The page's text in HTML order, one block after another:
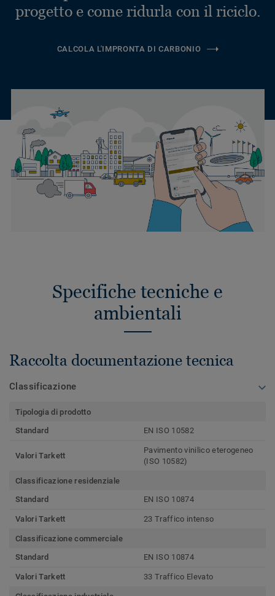
progetto e come ridurla con il riciclo.
CALCOLA L'IMPRONTA DI CARBONIO
Specifiche tecniche e
ambientali
Raccolta documentazione tecnica
Classificazione
Tipologia di prodotto
Standard
EN ISO 10582
Valori Tarkett
Pavimento vinilico eterogeneo
(ISO 10582)
Classificazione residenziale
Standard
EN ISO 10874
Valori Tarkett 23 Traffico intenso
Classificazione commerciale
Standard
EN ISO 10874
Valori Tarkett 33 Traffico Elevato